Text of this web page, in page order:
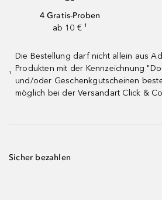
4 Gratis-Proben
ab 10 € ¹
¹
Die Bestellung darf nicht allein aus
Produkten mit der Kennzeichnung
und/oder Geschenkgutscheinen
möglich bei der Versandart Click &
Sicher bezahlen